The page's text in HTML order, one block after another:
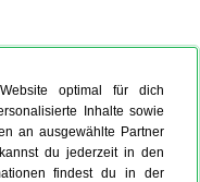
optimal für dich
Inhalte sowie
an ausgewählte Partner
du jederzeit in den
findest du in der